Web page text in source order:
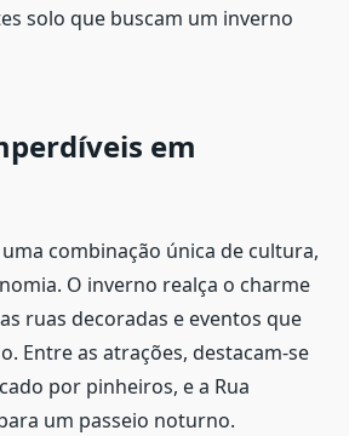
solo que buscam um inverno
em
combinação única de cultura,
O inverno realça o charme
ruas decoradas e eventos que
Entre as atrações, destacam-se
por pinheiros, e a Rua
um passeio noturno.